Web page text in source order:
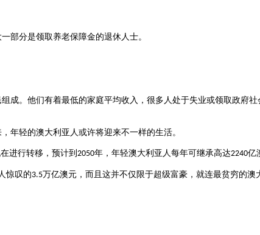
部分是领取养老保障金的退休人士。
成。他们有着最低的家庭平均收入，很多人处于失业或领取政府
年轻的澳大利亚人或许将迎来不一样的生活。
进行转移，预计到 2050年，年轻澳大利亚人每年可继承高达2240亿
惊叹的3.5万亿澳元，而且这并不仅限于超级富豪，就连最贫穷的澳